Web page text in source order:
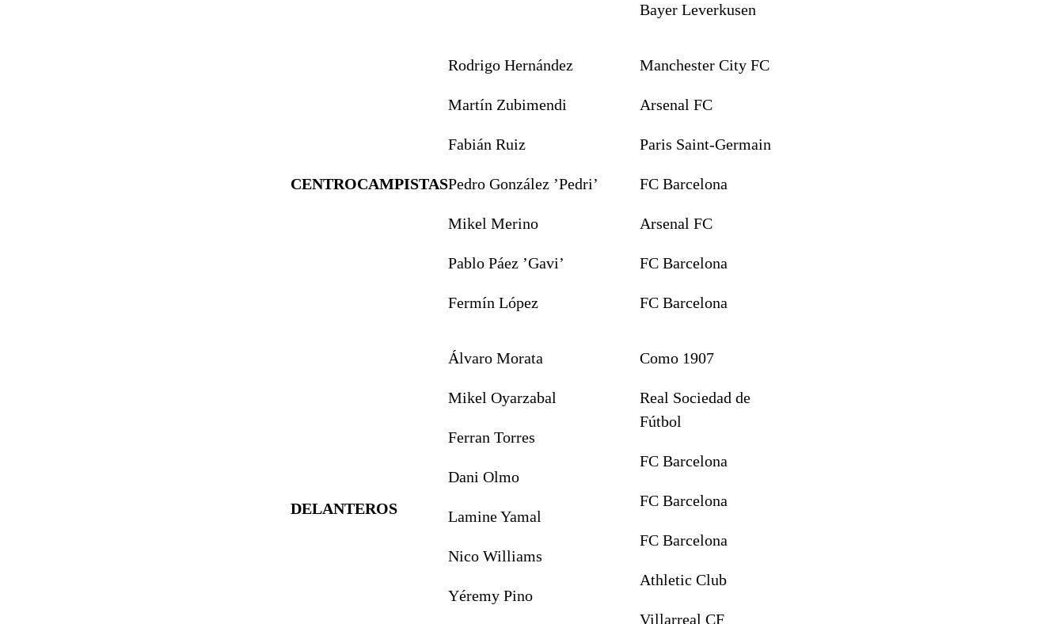
Bayer Leverkusen
CENTROCAMPISTAS
Rodrigo Hernández
Martín Zubimendi
Fabián Ruiz
Pedro González ’Pedri’
Mikel Merino
Pablo Páez ’Gavi’
Fermín López
Manchester City FC
Arsenal FC
Paris Saint-Germain
FC Barcelona
Arsenal FC
FC Barcelona
FC Barcelona
DELANTEROS
Álvaro Morata
Mikel Oyarzabal
Ferran Torres
Dani Olmo
Lamine Yamal
Nico Williams
Yéremy Pino
Como 1907
Real Sociedad de
Fútbol
FC Barcelona
FC Barcelona
FC Barcelona
Athletic Club
Villarreal CF